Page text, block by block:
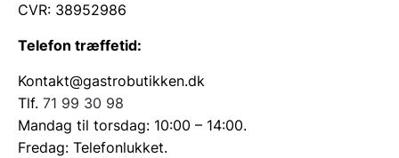
CVR: 38952986
Telefon træffetid:
Kontakt@gastrobutikken.dk
Tlf. 71 99 30 98
Mandag til torsdag: 10:00 – 14:00.
Fredag: Telefonlukket.